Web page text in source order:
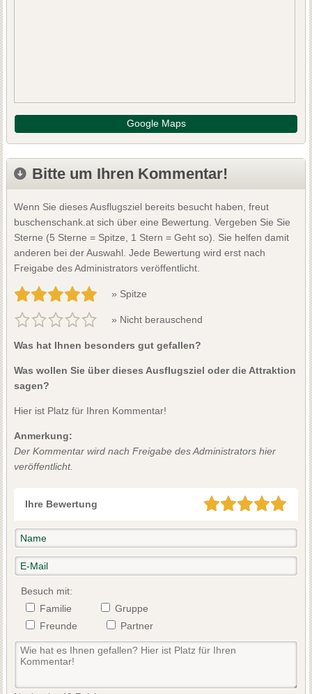
Google Maps
Bitte um Ihren Kommentar!
Wenn Sie dieses Ausflugsziel bereits besucht haben, freut
buschenschank.at sich über eine Bewertung. Vergeben Sie Sie
Sterne (5 Sterne = Spitze, 1 Stern = Geht so). Sie helfen damit
anderen bei der Auswahl. Jede Bewertung wird erst nach
Freigabe des Administrators veröffentlicht.
» Spitze
» Nicht berauschend
Was hat Ihnen besonders gut gefallen?
Was wollen Sie über dieses Ausflugsziel oder die Attraktion
sagen?
Hier ist Platz für Ihren Kommentar!
Anmerkung:
Der Kommentar wird nach Freigabe des Administrators hier
veröffentlicht.
Ihre Bewertung
Besuch mit:
Familie
Gruppe
Freunde
Partner